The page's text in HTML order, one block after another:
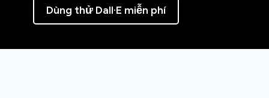
Dùng thử Dall·E miễn phí